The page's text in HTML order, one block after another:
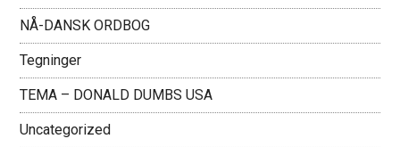
NÅ-DANSK ORDBOG
Tegninger
TEMA – DONALD DUMBS USA
Uncategorized